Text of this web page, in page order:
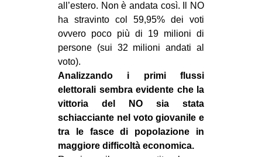
all’estero. Non è andata così. Il NO
ha stravinto col 59,95% dei voti
ovvero poco più di 19 milioni di
persone (sui 32 milioni andati al
voto).
Analizzando i primi flussi
elettorali sembra evidente che la
vittoria del NO sia stata
schiacciante nel voto giovanile e
tra le fasce di popolazione in
maggiore difficoltà economica.